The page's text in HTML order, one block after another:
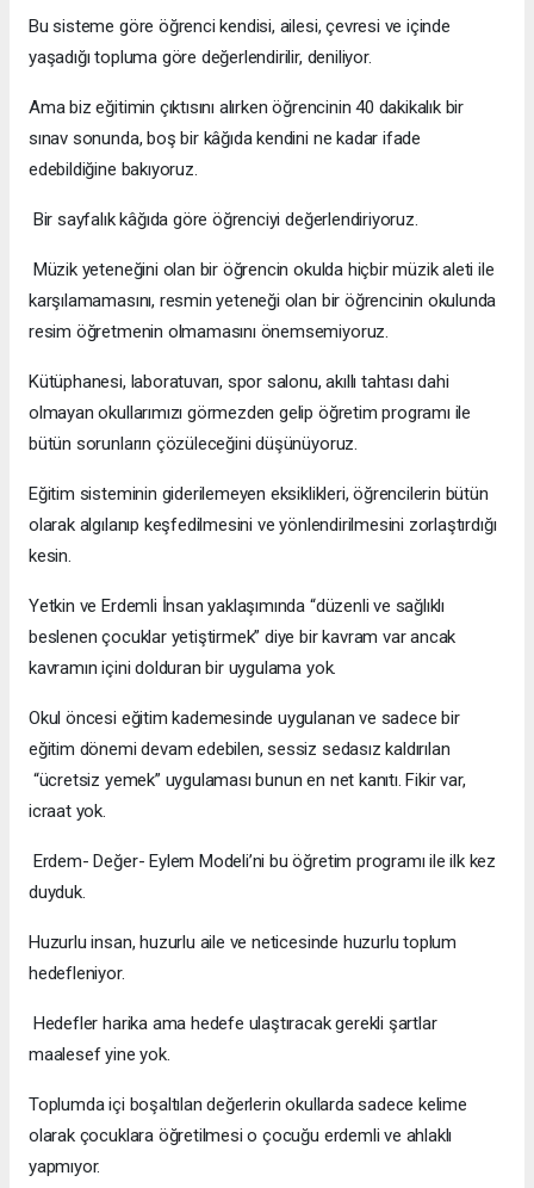
Bu sisteme göre öğrenci kendisi, ailesi, çevresi ve içinde
yaşadığı topluma göre değerlendirilir, deniliyor.
Ama biz eğitimin çıktısını alırken öğrencinin 40 dakikalık bir
sınav sonunda, boş bir kâğıda kendini ne kadar ifade
edebildiğine bakıyoruz.
Bir sayfalık kâğıda göre öğrenciyi değerlendiriyoruz.
Müzik yeteneğini olan bir öğrencin okulda hiçbir müzik aleti ile
karşılamamasını, resmin yeteneği olan bir öğrencinin okulunda
resim öğretmenin olmamasını önemsemiyoruz.
Kütüphanesi, laboratuvarı, spor salonu, akıllı tahtası dahi
olmayan okullarımızı görmezden gelip öğretim programı ile
bütün sorunların çözüleceğini düşünüyoruz.
Eğitim sisteminin giderilemeyen eksiklikleri, öğrencilerin bütün
olarak algılanıp keşfedilmesini ve yönlendirilmesini zorlaştırdığı
kesin.
Yetkin ve Erdemli İnsan yaklaşımında “düzenli ve sağlıklı
beslenen çocuklar yetiştirmek” diye bir kavram var ancak
kavramın içini dolduran bir uygulama yok.
Okul öncesi eğitim kademesinde uygulanan ve sadece bir
eğitim dönemi devam edebilen, sessiz sedasız kaldırılan
“ücretsiz yemek” uygulaması bunun en net kanıtı. Fikir var,
icraat yok.
Erdem- Değer- Eylem Modeli’ni bu öğretim programı ile ilk kez
duyduk.
Huzurlu insan, huzurlu aile ve neticesinde huzurlu toplum
hedefleniyor.
Hedefler harika ama hedefe ulaştıracak gerekli şartlar
maalesef yine yok.
Toplumda içi boşaltılan değerlerin okullarda sadece kelime
olarak çocuklara öğretilmesi o çocuğu erdemli ve ahlaklı
yapmıyor.